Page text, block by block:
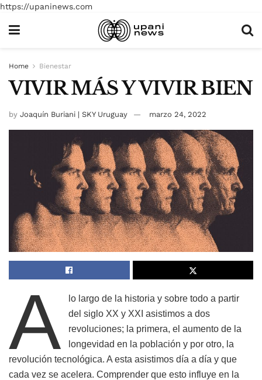
https://upaninews.com
Home Bienestar
VIVIR MÁS Y VIVIR BIEN
by Joaquín Buriani | SKY Uruguay marzo 24, 2022
A
lo largo de la historia y sobre todo a partir
del siglo XX y XXI asistimos a dos
revoluciones; la primera, el aumento de la
longevidad en la población y por otro, la
revolución tecnológica. A esta asistimos día a día y que
cada vez se acelera. Comprender que esto influye en la